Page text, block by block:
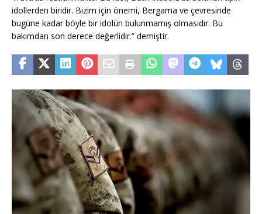
idollerden biridir. Bizim için önemi, Bergama ve çevresinde
bugüne kadar böyle bir idolün bulunmamış olmasıdır. Bu
bakımdan son derece değerlidir.” demiştir.